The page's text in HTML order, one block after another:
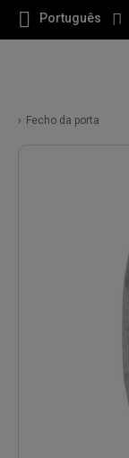
Português
Fecho da porta